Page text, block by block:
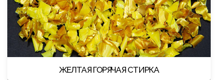
ЖЕЛТАЯ ГОРЯЧАЯ СТИРКА